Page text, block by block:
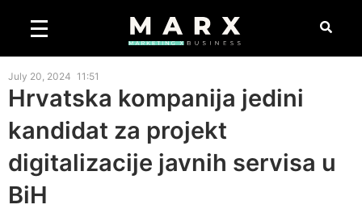
July 20, 2024 11:51
Hrvatska kompanija jedini
kandidat za projekt
digitalizacije javnih servisa u
BiH